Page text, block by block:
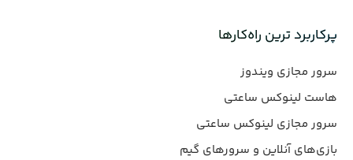
پرکاربرد ترین راه‌کارها
سرور مجازی ویندوز
هاست لینوکس ساعتی
سرور مجازی لینوکس ساعتی
بازی‌های آنلاین و سرورهای گیم